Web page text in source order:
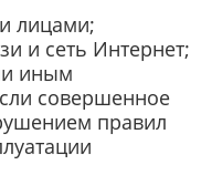
лицами;
и сеть Интернет;
иным
совершенное
правил